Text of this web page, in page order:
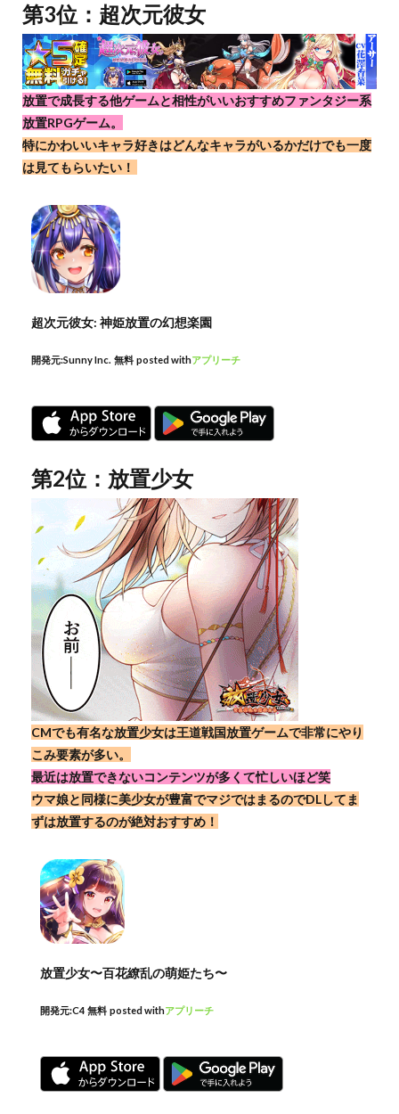
第3位：超次元彼女
放置で成長する他ゲームと相性がいいおすすめファンタジー系
放置RPGゲーム。
特にかわいいキャラ好きはどんなキャラがいるかだけでも一度
は見てもらいたい！
超次元彼女: 神姫放置の幻想楽園
開発元:Sunny Inc. 無料 posted withアプリーチ
第2位：放置少女
CMでも有名な放置少女は王道戦国放置ゲームで非常にやり
こみ要素が多い。
最近は放置できないコンテンツが多くて忙しいほど笑
ウマ娘と同様に美少女が豊富でマジではまるのでDLしてま
ずは放置するのが絶対おすすめ！
放置少女〜百花繚乱の萌姫たち〜
開発元:C4 無料 posted withアプリーチ